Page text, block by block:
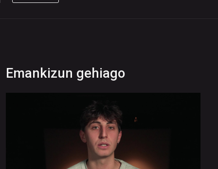
Emankizun gehiago